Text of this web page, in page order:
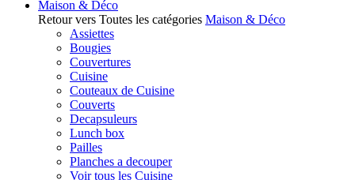
Maison & Déco
Retour vers Toutes les catégories Maison & Déco
Assiettes
Bougies
Couvertures
Cuisine
Couteaux de Cuisine
Couverts
Decapsuleurs
Lunch box
Pailles
Planches a decouper
Voir tous les Cuisine